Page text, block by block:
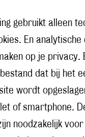
gebruikt alleen
En analytische
op je privacy.
dat bij het
wordt
of smartphone.
noodzakelijk